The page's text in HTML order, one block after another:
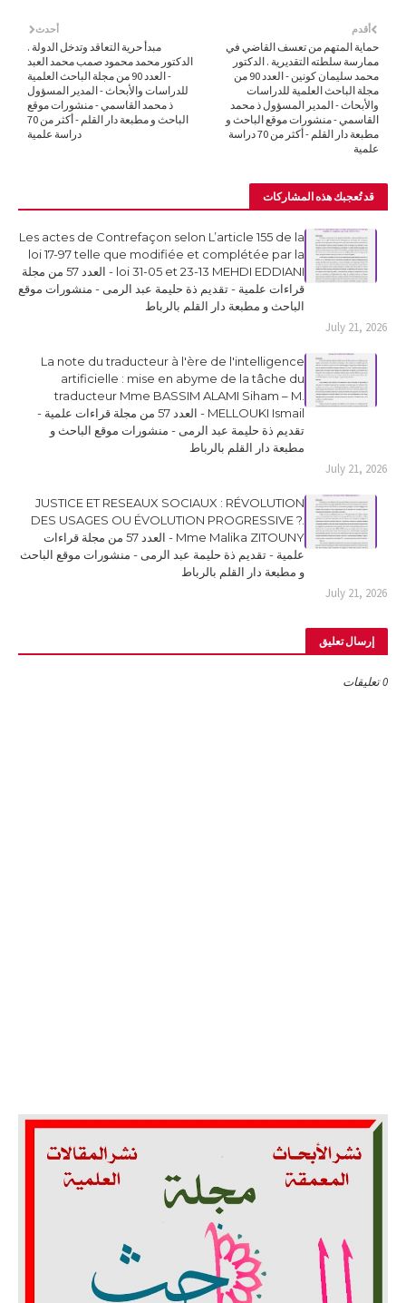
أحدث
مبدأ حرية التعاقد وتدخل الدولة .
الدكتور محمد محمود صمب محمد العبد
- العدد 90 من مجلة الباحث العلمية
للدراسات والأبحاث - المدير المسؤول
ذ محمد القاسمي - منشورات موقع
الباحث و مطبعة دار القلم - أكثر من 70
دراسة علمية
أقدم
حماية المتهم من تعسف القاضي في
ممارسة سلطته التقديرية . الدكتور
محمد سليمان كونين - العدد 90 من
مجلة الباحث العلمية للدراسات
والأبحاث - المدير المسؤول ذ محمد
القاسمي - منشورات موقع الباحث و
مطبعة دار القلم - أكثر من 70 دراسة
علمية
قد تُعجبك هذه المشاركات
Les actes de Contrefaçon selon L’article 155 de la
loi 17-97 telle que modifiée et complétée par la
loi 31-05 et 23-13 MEHDI EDDIANI - العدد 57 من مجلة
قراءات علمية - تقديم ذة حليمة عبد الرمى - منشورات موقع
الباحث و مطبعة دار القلم بالرباط
July 21, 2026
La note du traducteur à l'ère de l'intelligence
artificielle : mise en abyme de la tâche du
traducteur Mme BASSIM ALAMI Siham – M.
MELLOUKI Ismail - العدد 57 من مجلة قراءات علمية -
تقديم ذة حليمة عبد الرمى - منشورات موقع الباحث و
مطبعة دار القلم بالرباط
July 21, 2026
JUSTICE ET RESEAUX SOCIAUX : RÉVOLUTION
DES USAGES OU ÉVOLUTION PROGRESSIVE ?.
Mme Malika ZITOUNY - العدد 57 من مجلة قراءات
علمية - تقديم ذة حليمة عبد الرمى - منشورات موقع الباحث
و مطبعة دار القلم بالرباط
July 21, 2026
إرسال تعليق
0 تعليقات